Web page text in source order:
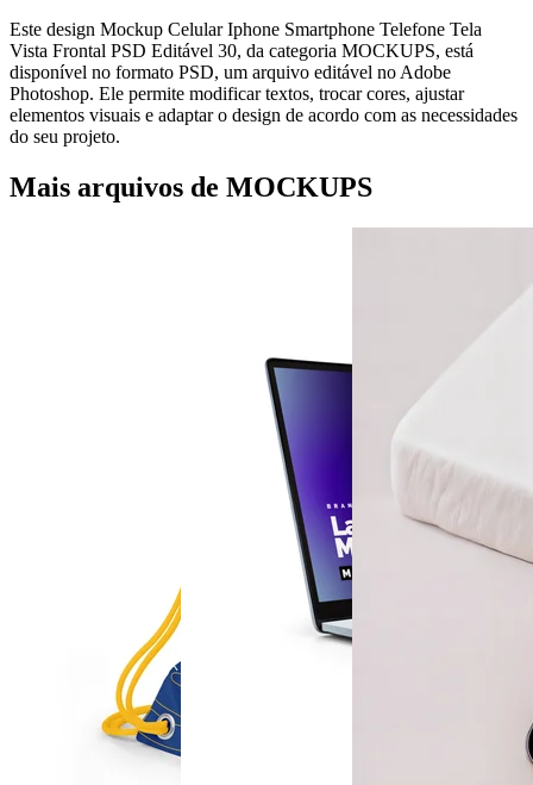
Este design Mockup Celular Iphone Smartphone Telefone Tela
Vista Frontal PSD Editável 30, da categoria MOCKUPS, está
disponível no formato PSD, um arquivo editável no Adobe
Photoshop. Ele permite modificar textos, trocar cores, ajustar
elementos visuais e adaptar o design de acordo com as necessidades
do seu projeto.
Mais arquivos de MOCKUPS